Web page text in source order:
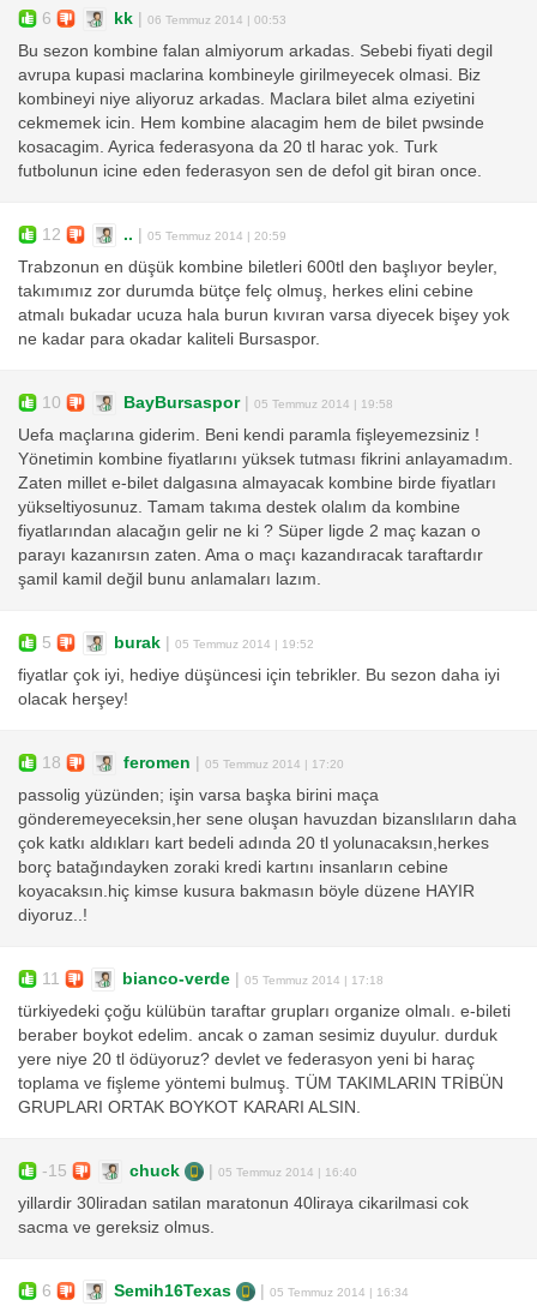
6 kk | 06 Temmuz 2014 | 00:53
Bu sezon kombine falan almiyorum arkadas. Sebebi fiyati degil
avrupa kupasi maclarina kombineyle girilmeyecek olmasi. Biz
kombineyi niye aliyoruz arkadas. Maclara bilet alma eziyetini
cekmemek icin. Hem kombine alacagim hem de bilet pwsinde
kosacagim. Ayrica federasyona da 20 tl harac yok. Turk
futbolunun icine eden federasyon sen de defol git biran once.
12 .. | 05 Temmuz 2014 | 20:59
Trabzonun en düşük kombine biletleri 600tl den başlıyor beyler,
takımımız zor durumda bütçe felç olmuş, herkes elini cebine
atmalı bukadar ucuza hala burun kıvıran varsa diyecek bişey yok
ne kadar para okadar kaliteli Bursaspor.
10 BayBursaspor| 05 Temmuz 2014 | 19:58
Uefa maçlarına giderim. Beni kendi paramla fişleyemezsiniz !
Yönetimin kombine fiyatlarını yüksek tutması fikrini anlayamadım.
Zaten millet e-bilet dalgasına almayacak kombine birde fiyatları
yükseltiyosunuz. Tamam takıma destek olalım da kombine
fiyatlarından alacağın gelir ne ki ? Süper ligde 2 maç kazan o
parayı kazanırsın zaten. Ama o maçı kazandıracak taraftardır
şamil kamil değil bunu anlamaları lazım.
5 burak | 05 Temmuz 2014 | 19:52
fiyatlar çok iyi, hediye düşüncesi için tebrikler. Bu sezon daha iyi
olacak herşey!
18 feromen | 05 Temmuz 2014 | 17:20
passolig yüzünden; işin varsa başka birini maça
gönderemeyeceksin,her sene oluşan havuzdan bizanslıların daha
çok katkı aldıkları kart bedeli adında 20 tl yolunacaksın,herkes
borç batağındayken zoraki kredi kartını insanların cebine
koyacaksın.hiç kimse kusura bakmasın böyle düzene HAYIR
diyoruz..!
11 bianco-verde | 05 Temmuz 2014 | 17:18
türkiyedeki çoğu külübün taraftar grupları organize olmalı. e-bileti
beraber boykot edelim. ancak o zaman sesimiz duyulur. durduk
yere niye 20 tl ödüyoruz? devlet ve federasyon yeni bi haraç
toplama ve fişleme yöntemi bulmuş. TÜM TAKIMLARIN TRİBÜN
GRUPLARI ORTAK BOYKOT KARARI ALSIN.
-15 chuck | 05 Temmuz 2014 | 16:40
yillardir 30liradan satilan maratonun 40liraya cikarilmasi cok
sacma ve gereksiz olmus.
6 Semih16Texas | 05 Temmuz 2014 | 16:34